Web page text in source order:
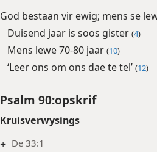
God bestaan vir ewig; mens se
Duisend jaar is soos gister (4)
Mens lewe 70-80 jaar (10)
‘Leer ons om ons dae te tel’ (12)
Psalm 90:opskrif
Kruisverwysings
+ De 33:1